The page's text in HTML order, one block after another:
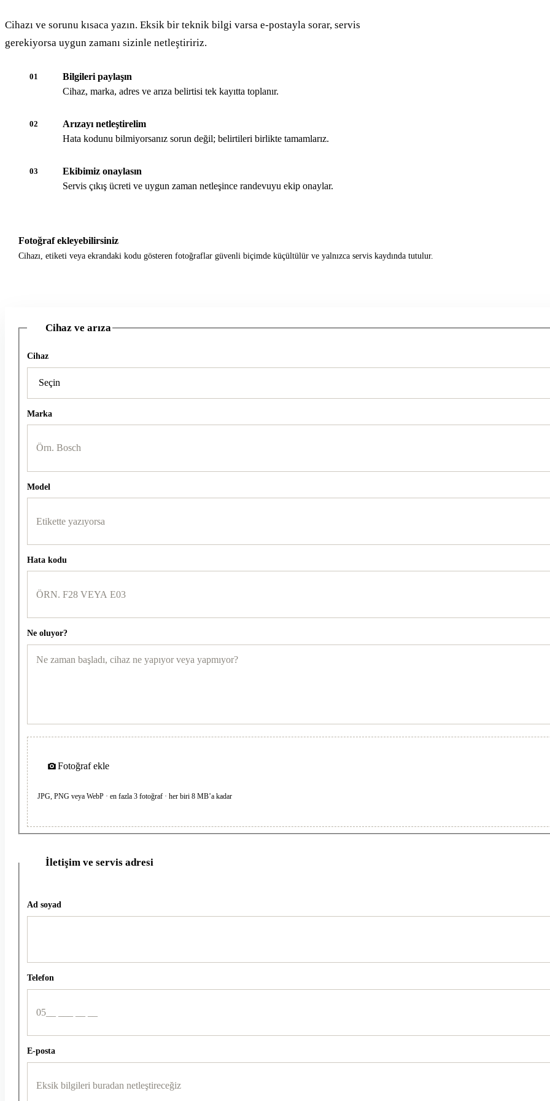
Cihazı ve sorunu kısaca yazın. Eksik bir teknik bilgi varsa e-postayla sorar, servis
gerekiyorsa uygun zamanı sizinle netleştiririz.
01
Bilgileri paylaşın
Cihaz, marka, adres ve arıza belirtisi tek kayıtta toplanır.
02
Arızayı netleştirelim
Hata kodunu bilmiyorsanız sorun değil; belirtileri birlikte tamamlarız.
03
Ekibimiz onaylasın
Servis çıkış ücreti ve uygun zaman netleşince randevuyu ekip onaylar.
Fotoğraf ekleyebilirsiniz
Cihazı, etiketi veya ekrandaki kodu gösteren fotoğraflar güvenli biçimde küçültülür ve yalnızca servis kaydında tutulur.
Cihaz ve arıza
Cihaz
Marka
Model
Hata kodu
Ne oluyor?
Fotoğraf ekle
JPG, PNG veya WebP · en fazla 3 fotoğraf · her biri 8 MB’a kadar
İletişim ve servis adresi
Ad soyad
Telefon
E-posta